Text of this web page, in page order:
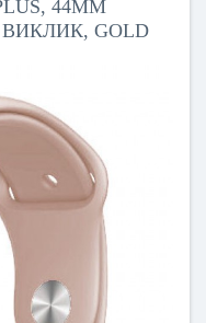
44MM
GOLD